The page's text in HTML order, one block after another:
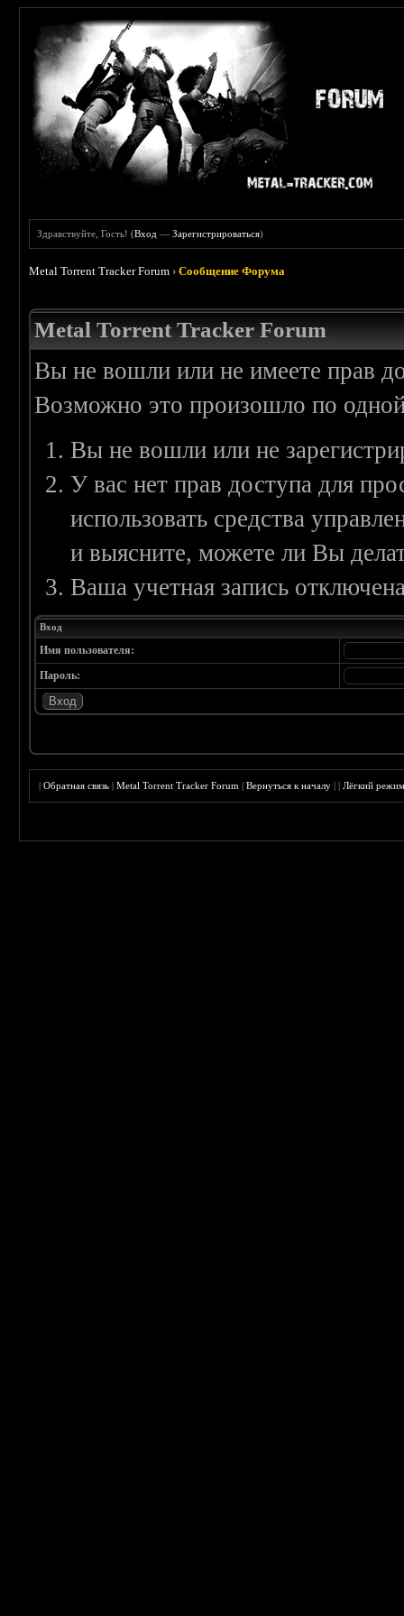
Здравствуйте, Гость! (Вход —Зарегистрироваться)
Metal Torrent Tracker Forum ›Сообщение Форума
Metal Torrent Tracker Forum
Вы не вошли или не имеете прав
Возможно это произошло по
Вы не вошли или не
У вас нет прав доступа для
использовать средства
и выясните, можете ли Вы
Ваша учетная запись
Вход
Имя пользователя:
Пароль:
|Обратная связь |Metal Torrent Tracker Forum |Вернуться к началу ||Лёгкий